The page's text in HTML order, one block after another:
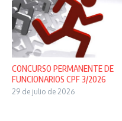
CONCURSO PERMANENTE DE
FUNCIONARIOS CPF 3/2026
29 de julio de 2026